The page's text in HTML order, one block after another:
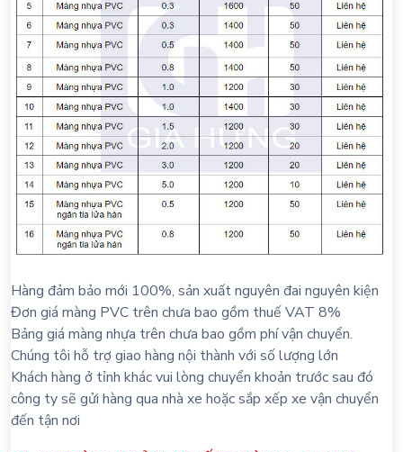
Hàng đảm bảo mới 100%, sản xuất nguyên đai nguyên kiện
Đơn giá màng PVC trên chưa bao gồm thuế VAT 8%
Bảng giá màng nhựa trên chưa bao gồm phí vận chuyển.
Chúng tôi hỗ trợ giao hàng nội thành với số lượng lớn
Khách hàng ở tỉnh khác vui lòng chuyển khoản trước sau đó
công ty sẽ gửi hàng qua nhà xe hoặc sắp xếp xe vận chuyển
đến tận nơi